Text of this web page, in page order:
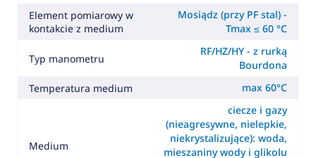
Element pomiarowy w
kontakcie z medium
Mosiądz (przy PF stal) -
Tmax ≤ 60 °C
Typ manometru
RF/HZ/HY - z rurką
Bourdona
Temperatura medium
max 60°C
Medium
ciecze i gazy
(nieagresywne, nielepkie,
niekrystalizujące): woda,
mieszaniny wody i glikolu